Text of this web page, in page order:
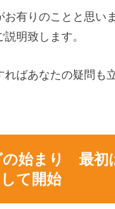
お有りのことと思い
明致します。
ればあなたの疑問も
始まり 最初
て開始